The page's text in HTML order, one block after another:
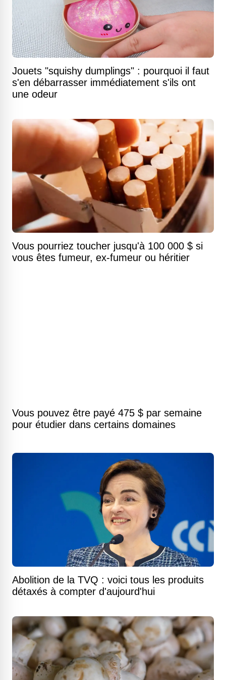
Jouets "squishy dumplings" : pourquoi il faut
s'en débarrasser immédiatement s'ils ont
une odeur
Vous pourriez toucher jusqu'à 100 000 $ si
vous êtes fumeur, ex-fumeur ou héritier
Vous pouvez être payé 475 $ par semaine
pour étudier dans certains domaines
Abolition de la TVQ : voici tous les produits
détaxés à compter d'aujourd'hui